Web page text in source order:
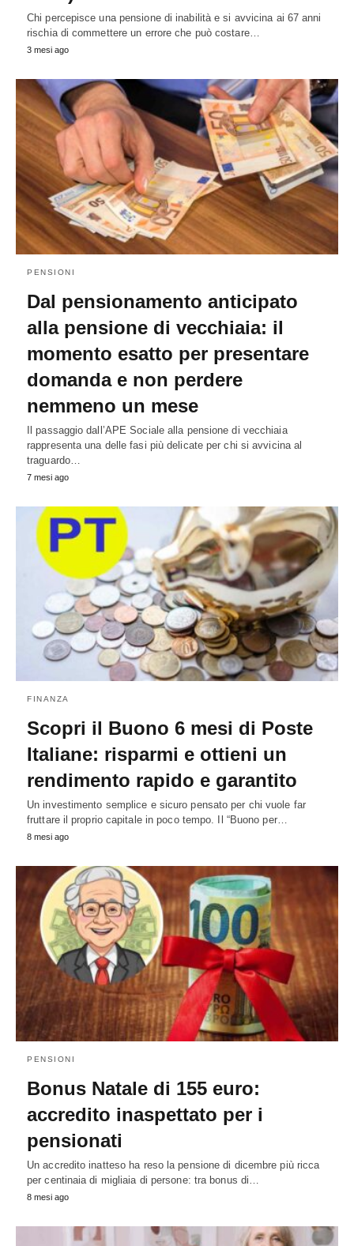
Chi percepisce una pensione di inabilità e si avvicina ai 67 anni
rischia di commettere un errore che può costare…
3 mesi ago
PENSIONI
Dal pensionamento anticipato
alla pensione di vecchiaia: il
momento esatto per presentare
domanda e non perdere
nemmeno un mese
Il passaggio dall’APE Sociale alla pensione di vecchiaia
rappresenta una delle fasi più delicate per chi si avvicina al
traguardo…
7 mesi ago
FINANZA
Scopri il Buono 6 mesi di Poste
Italiane: risparmi e ottieni un
rendimento rapido e garantito
Un investimento semplice e sicuro pensato per chi vuole far
fruttare il proprio capitale in poco tempo. Il “Buono per…
8 mesi ago
PENSIONI
Bonus Natale di 155 euro:
accredito inaspettato per i
pensionati
Un accredito inatteso ha reso la pensione di dicembre più ricca
per centinaia di migliaia di persone: tra bonus di…
8 mesi ago